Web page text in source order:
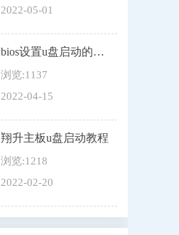
2022-05-01
bios设置u盘启动的方法
浏览:1137
2022-04-15
翔升主板u盘启动教程
浏览:1218
2022-02-20